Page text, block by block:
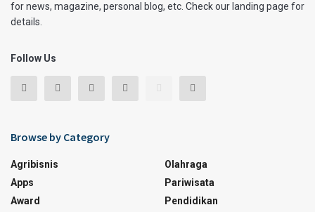
for news, magazine, personal blog, etc. Check our landing page for
details.
Follow Us
Browse by Category
Agribisnis
Apps
Award
Olahraga
Pariwisata
Pendidikan